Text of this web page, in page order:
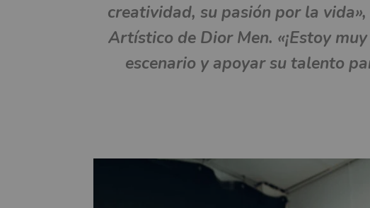
creatividad, su pasión por la
Artístico de Dior Men. «¡Estoy
escenario y apoyar su talento